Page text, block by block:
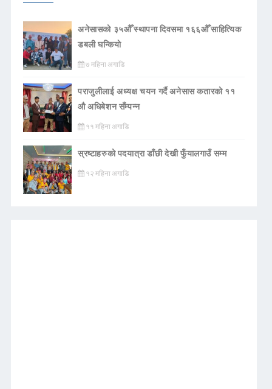
अनेसासको ३५औँ स्थापना दिवसमा १६६औँ साहित्यिक
डबली घन्कियाे
७ महिना अगाडि
पराजुलीलाई अध्यक्ष चयन गर्दै अनेसास कतारको ११
औ अधिबेशन सँम्पन्न
११ महिना अगाडि
स्रष्टाहरुको पदयात्रा डाँछी देखी फुँयालगाउँ सम्म
१२ महिना अगाडि